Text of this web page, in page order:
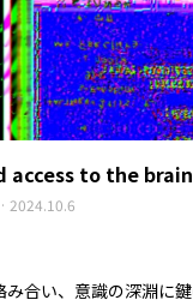
· 2024.10.6
み合い、意識の深淵に